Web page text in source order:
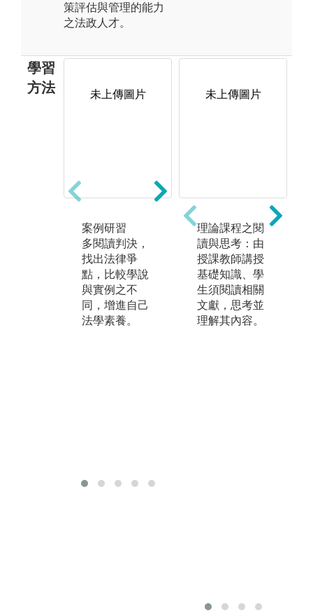
策評估與管理的能力
之法政人才。
學習
方法
未上傳圖片
案例研習
多閱讀判決，
找出法律爭
點，比較學說
與實例之不
同，增進自己
法學素養。
嘗試記憶法
純讀法」是將
學習之內容，
從頭到尾一遍
又一遍地唸，
直到能順口背
頌為止。
「嘗試記憶
法」則是唸完
未上傳圖片
理論課程之閱
讀與思考：由
授課教師講授
基礎知識、學
生須閱讀相關
文獻，思考並
理解其內容。